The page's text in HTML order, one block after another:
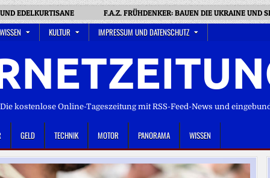
EDELKURTISANE F.A.Z. FRÜHDENKER: BAUEN DIE UKRAINE UND
KULTUR IMPRESSUM UND DATENSCHUTZ
kostenlose Online-Tageszeitung mit RSS-Feed-News und
GELD TECHNIK MOTOR PANORAMA WISSEN